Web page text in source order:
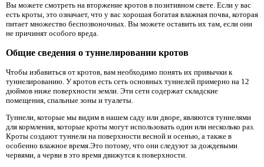
Вы можете смотреть на вторжение кротов в позитивном свете. Если у вас
есть кроты, это означает, что у вас хорошая богатая влажная почва, которая
питает множество беспозвоночных. Вы можете оставить их там, если они
не причинят особого вреда.
Общие сведения о туннелировании кротов
Чтобы избавиться от кротов, вам необходимо понять их привычки к
туннелированию. У кротов есть сеть основных туннелей примерно на 12
дюймов ниже поверхности земли. Эти сети содержат складские
помещения, спальные зоны и туалеты.
Туннели, которые мы видим в нашем саду или дворе, являются туннелями
для кормления, которые кроты могут использовать один или несколько раз.
Кроты создают туннели на поверхности весной и осенью, а также в
особенно влажное время.Это потому, что они следуют за дождевыми
червями, а черви в это время движутся к поверхности.